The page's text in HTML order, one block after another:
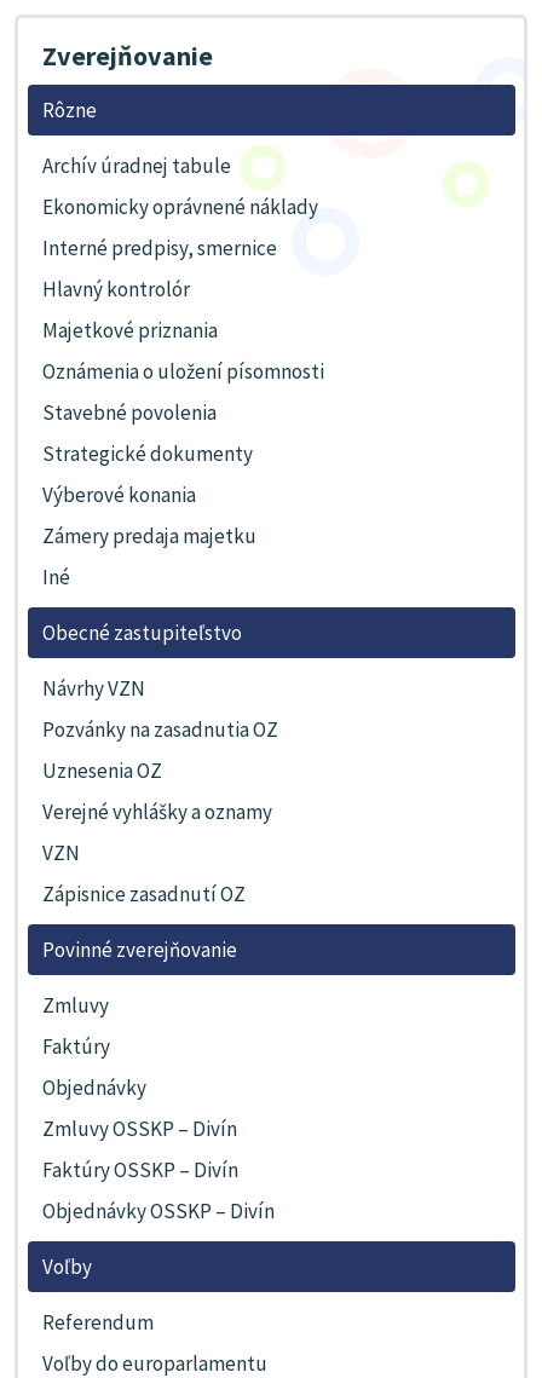
Zverejňovanie
Rôzne
Archív úradnej tabule
Ekonomicky oprávnené náklady
Interné predpisy, smernice
Hlavný kontrolór
Majetkové priznania
Oznámenia o uložení písomnosti
Stavebné povolenia
Strategické dokumenty
Výberové konania
Zámery predaja majetku
Iné
Obecné zastupiteľstvo
Návrhy VZN
Pozvánky na zasadnutia OZ
Uznesenia OZ
Verejné vyhlášky a oznamy
VZN
Zápisnice zasadnutí OZ
Povinné zverejňovanie
Zmluvy
Faktúry
Objednávky
Zmluvy OSSKP – Divín
Faktúry OSSKP – Divín
Objednávky OSSKP – Divín
Voľby
Referendum
Voľby do europarlamentu